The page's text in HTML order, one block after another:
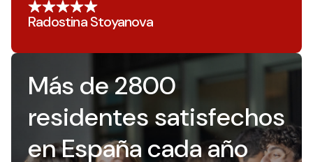
Radostina Stoyanova
Más de 2800
residentes satisfechos
en España cada año